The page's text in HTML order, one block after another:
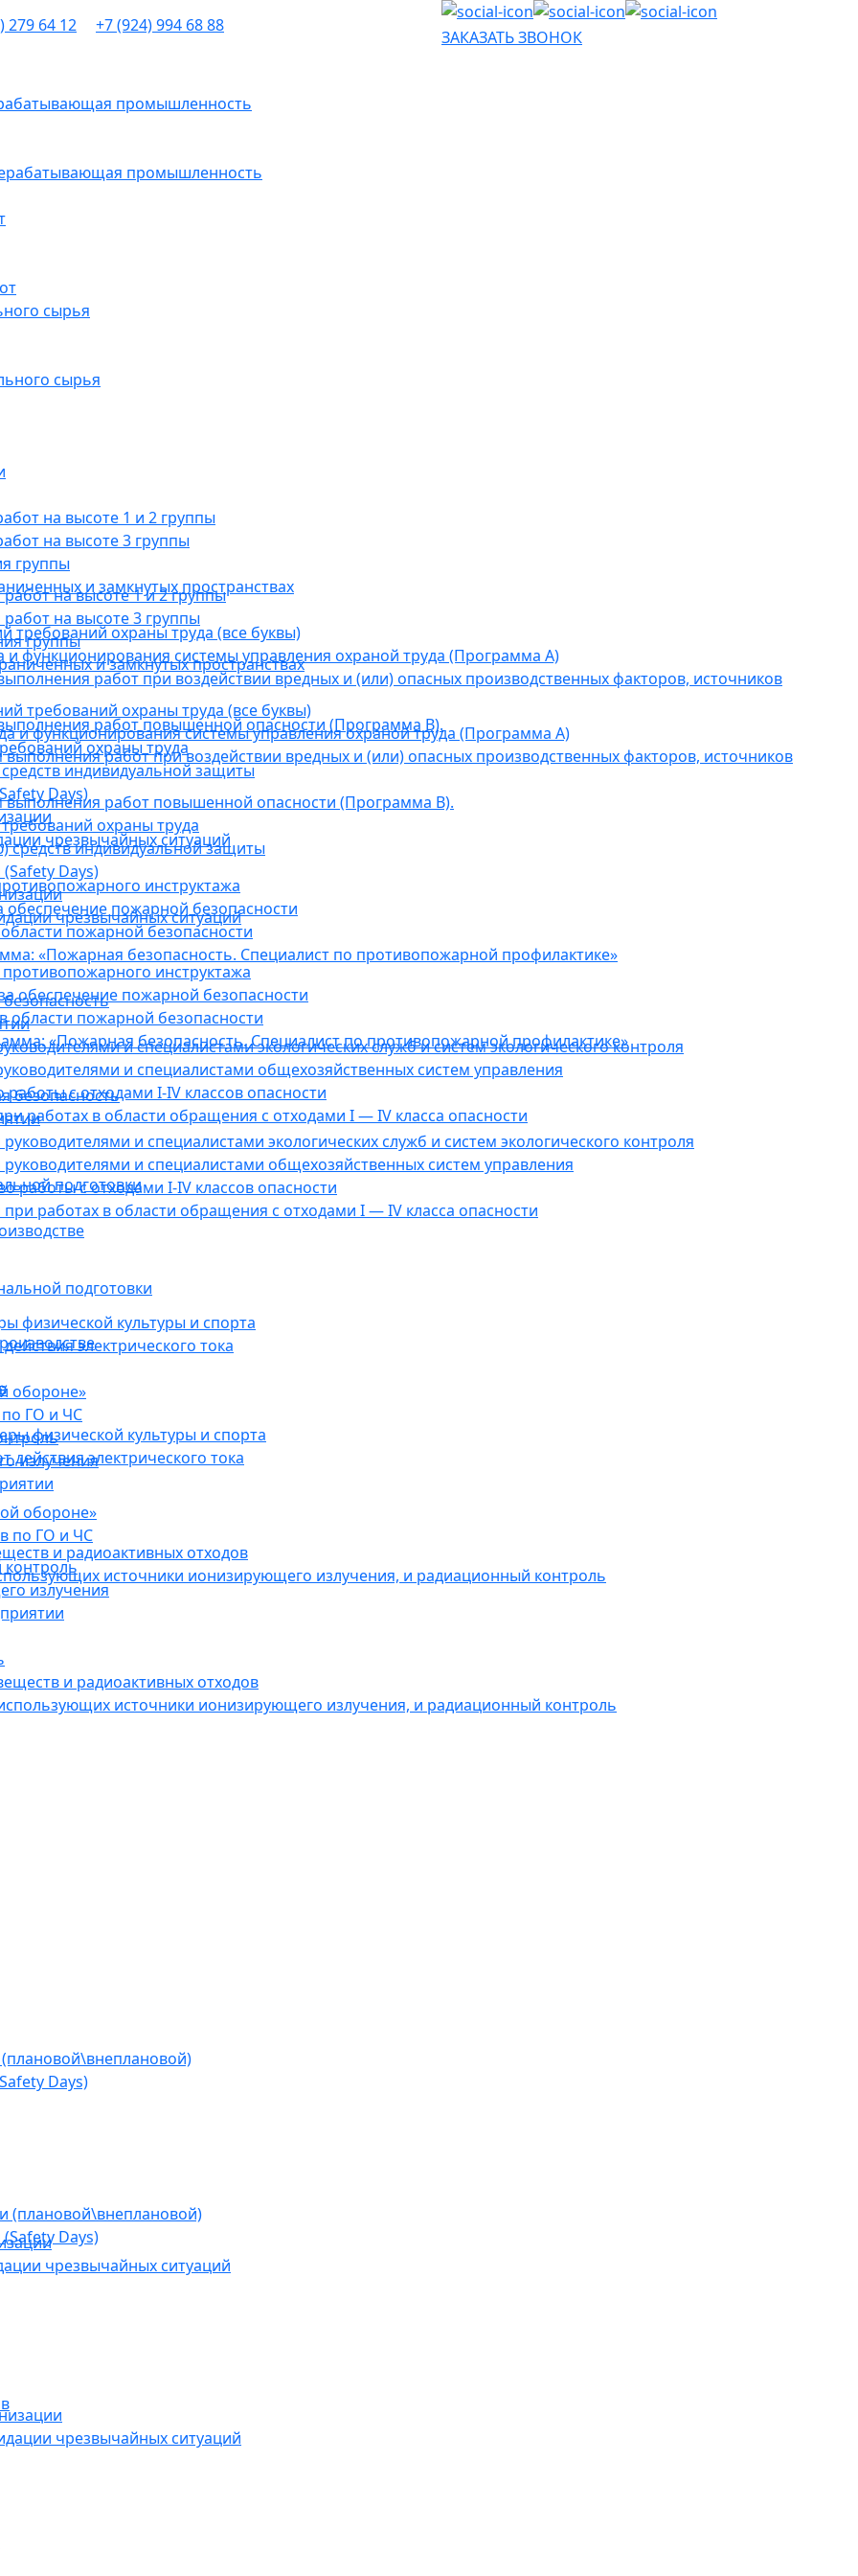
промышленность
сырья
на высоте 1 и 2 группы
на высоте 3 группы
группы
и замкнутых пространствах
требований охраны труда (все буквы)
функционирования системы управления охраной труда (Программа А)
работ при воздействии вредных и (или) опасных производственных факторов, источников
работ повышенной опасности (Программа В).
охраны труда
индивидуальной защиты
Days)
чрезвычайных ситуаций
инструктажа
пожарной безопасности
пожарной безопасности
«Пожарная безопасность. Специалист по противопожарной профилактике»
и специалистами экологических служб и систем экологического контроля
и специалистами общехозяйственных систем управления
с отходами I-IV классов опасности
работах в области обращения с отходами I — IV класса опасности
подготовки
физической культуры и спорта
электрического тока
обороне»
ГО и ЧС
излучения
и радиоактивных отходов
источники ионизирующего излучения, и радиационный контроль
Days)
чрезвычайных ситуаций
279 64 12 +7 (924) 994 68 88
ЗАКАЗАТЬ ЗВОНОК
промышленность
сырья
на высоте 1 и 2 группы
на высоте 3 группы
группы
и замкнутых пространствах
требований охраны труда (все буквы)
и функционирования системы управления охраной труда (Программа А)
работ при воздействии вредных и (или) опасных производственных факторов, источников
работ повышенной опасности (Программа В).
охраны труда
индивидуальной защиты
Days)
чрезвычайных ситуаций
инструктажа
обеспечение пожарной безопасности
пожарной безопасности
«Пожарная безопасность. Специалист по противопожарной профилактике»
безопасность
и специалистами экологических служб и систем экологического контроля
и специалистами общехозяйственных систем управления
работы с отходами I-IV классов опасности
работах в области обращения с отходами I — IV класса опасности
подготовки
физической культуры и спорта
электрического тока
обороне»
по ГО и ЧС
контроль
излучения
и радиоактивных отходов
источники ионизирующего излучения, и радиационный контроль
(плановой\внеплановой)
Days)
чрезвычайных ситуаций